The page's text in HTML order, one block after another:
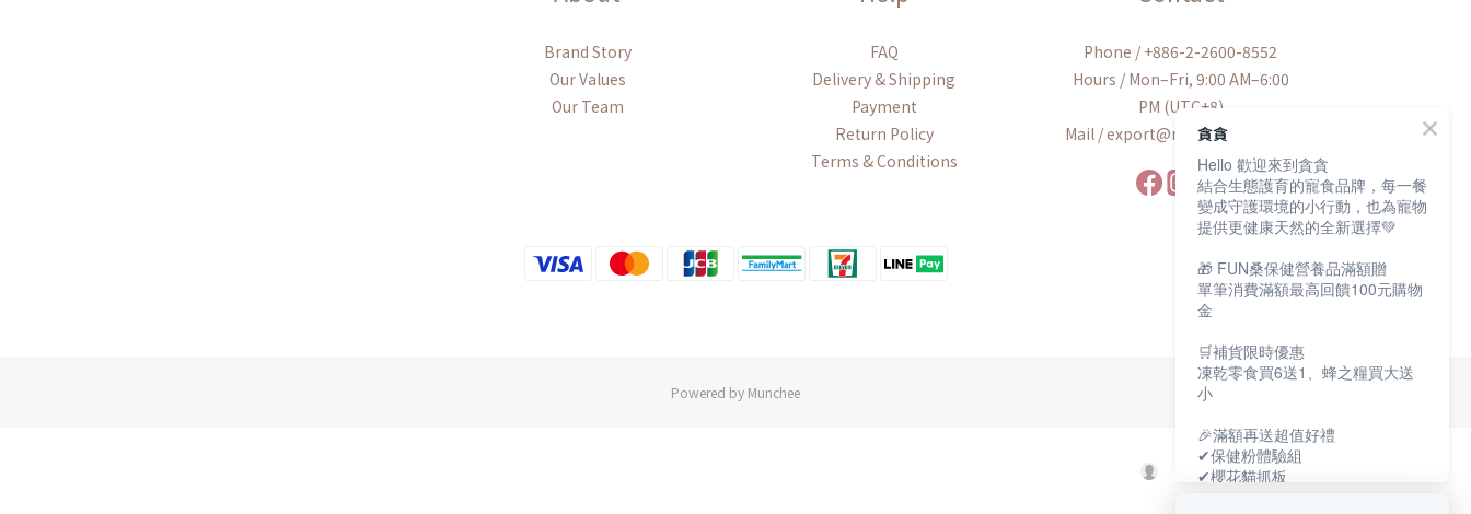
Brand Story
Our Values
Our Team
FAQ
Delivery & Shipping
Payment
Return Policy
Terms & Conditions
Phone / +886-2-2600-8552
Hours / Mon–Fri, 9:00 AM–6:00
PM (UTC+8)
Mail / export@munchee.com.tw
Powered by Munchee
貪貪
Hello 歡迎來到貪貪
結合生態護育的寵食品牌，每一餐
變成守護環境的小行動，也為寵物
提供更健康天然的全新選擇💚
🎁 FUN桑保健營養品滿額贈
單筆消費滿額最高回饋100元購物
金
🛒補貨限時優惠
凍乾零食買6送1、蜂之糧買大送
小
🎉滿額再送超值好禮
✔保健粉體驗組
✔櫻花貓抓板